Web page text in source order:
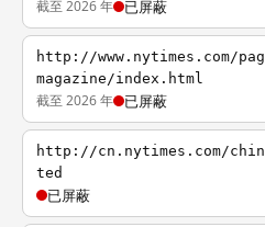
截至 2026 年 已屏蔽
http://www.nytimes.com/
magazine/index.html
截至 2026 年 已屏蔽
http://cn.nytimes.com/
ted
已屏蔽